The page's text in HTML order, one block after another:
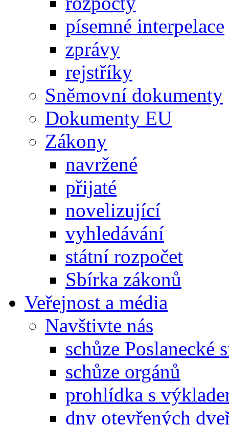
písemné interpelace
zprávy
rejstříky
Sněmovní dokumenty
Dokumenty EU
Zákony
navržené
přijaté
novelizující
vyhledávání
státní rozpočet
Sbírka zákonů
Veřejnost a média
Navštivte nás
schůze Poslanecké
schůze orgánů
prohlídka s
dny otevřených